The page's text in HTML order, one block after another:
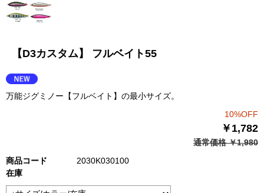
【D3カスタム】 フルベイト55
万能ジグミノー【フルベイト】の最小サイズ。
10%OFF
￥1,782
通常価格 ￥1,980
商品コード
2030K030100
在庫